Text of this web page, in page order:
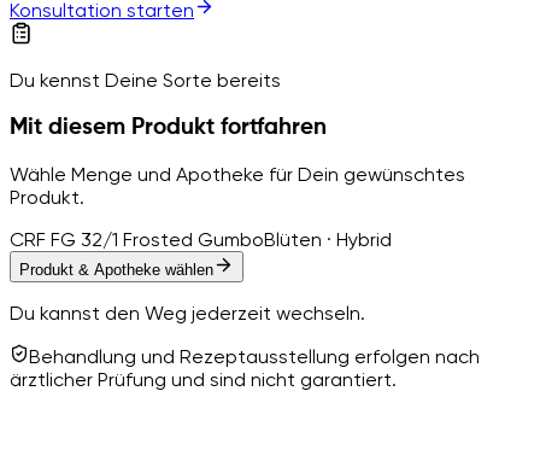
Konsultation starten
Du kennst Deine Sorte bereits
Mit diesem Produkt fortfahren
Wähle Menge und Apotheke für Dein gewünschtes
Produkt.
CRF FG 32/1 Frosted GumboBlüten · Hybrid
Produkt & Apotheke wählen
Du kannst den Weg jederzeit wechseln.
Behandlung und Rezeptausstellung erfolgen nach
ärztlicher Prüfung und sind nicht garantiert.